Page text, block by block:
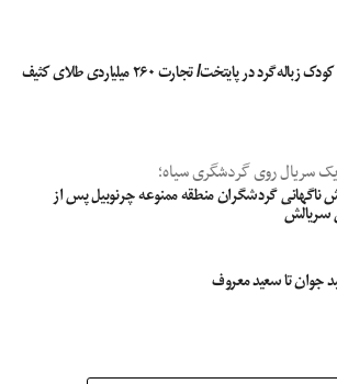
یک سریال روی گردشگری سیاه؛
ناگهانی گردشگران منطقه ممنوعه چرنوبیل پس از
جوان تا سعید معروف